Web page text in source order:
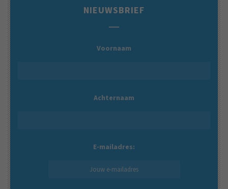
NIEUWSBRIEF
Voornaam
Achternaam
E-mailadres: